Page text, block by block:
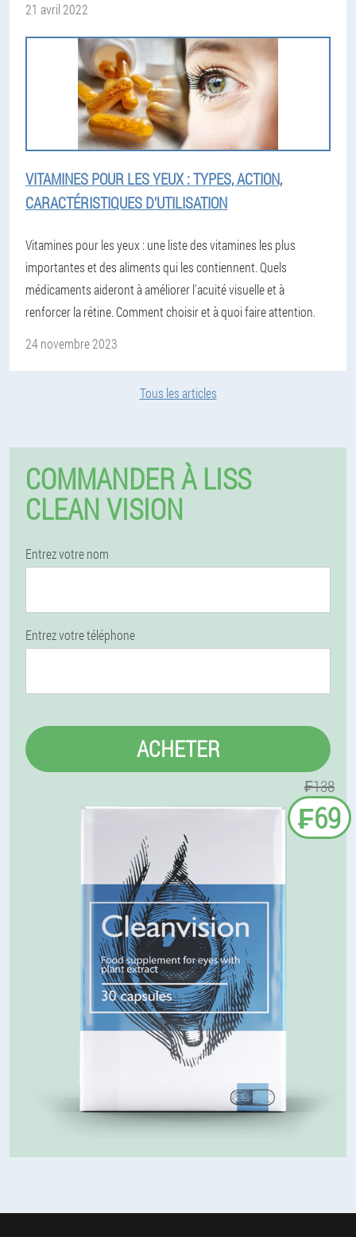
21 avril 2022
VITAMINES POUR LES YEUX : TYPES, ACTION,
CARACTÉRISTIQUES D'UTILISATION
Vitamines pour les yeux : une liste des vitamines les plus
importantes et des aliments qui les contiennent. Quels
médicaments aideront à améliorer l'acuité visuelle et à
renforcer la rétine. Comment choisir et à quoi faire attention.
24 novembre 2023
Tous les articles
COMMANDER À LISS
CLEAN VISION
Entrez votre nom
Entrez votre téléphone
ACHETER
₣138
₣69